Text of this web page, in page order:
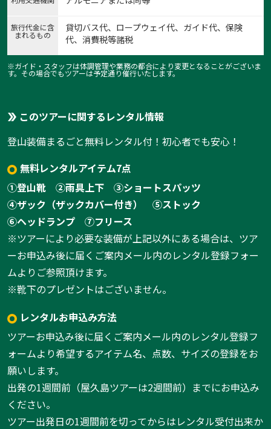
旅行代金に含
まれるもの
貸切バス代、ロープウェイ代、ガイド代、保険
代、消費税等諸税
※ガイド・スタッフは体調管理や業務の都合により変更となることがございま
す。その場合でもツアーは予定通り催行いたします。
このツアーに関するレンタル情報
登山装備まるごと無料レンタル付！初心者でも安心！
無料レンタルアイテム7点
①登山靴
②雨具上下
③ショートスパッツ
④ザック（ザックカバー付き）
⑤ストック
⑥ヘッドランプ
⑦フリース
※ツアーにより必要な装備が上記以外にある場合は、ツア
ーお申込み後に届くご案内メール内のレンタル登録フォー
ムよりご参照頂けます。
※靴下のプレゼントはございません。
レンタルお申込み方法
ツアーお申込み後に届くご案内メール内のレンタル登録フ
ォームより希望するアイテム名、点数、サイズの登録をお
願いします。
出発の1週間前（屋久島ツアーは2週間前）までにお申込み
ください。
ツアー出発日の1週間前を切ってからはレンタル受付出来か
1:伊豆パノラマパーク・ロープウェイ